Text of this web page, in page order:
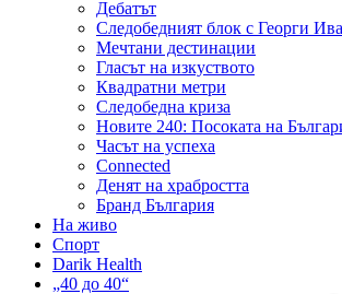
Дебатът
Следобедният блок с Георги
Мечтани дестинации
Гласът на изкуството
Квадратни метри
Следобедна криза
Новите 240: Посоката на
Часът на успеха
Connected
Денят на храбростта
Бранд България
На живо
Спорт
Darik Health
„40 до 40“